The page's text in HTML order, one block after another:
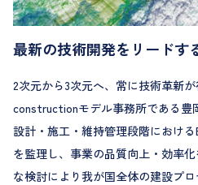
最新の技術開発をリードす
2次元から3次元へ、常に技術革新
constructionモデル事務所である豊
設計・施工・維持管理段階におけ
を監理し、事業の品質向上・効率
な検討により我が国全体の建設プ